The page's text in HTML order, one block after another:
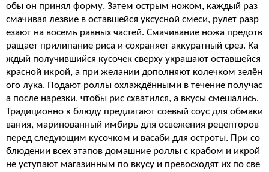
обы он принял форму. Затем острым ножом, каждый раз
смачивая лезвие в оставшейся уксусной смеси, рулет разр
езают на восемь равных частей. Смачивание ножа предотв
ращает прилипание риса и сохраняет аккуратный срез. Ка
ждый получившийся кусочек сверху украшают оставшейся
красной икрой, а при желании дополняют колечком зелён
ого лука. Подают роллы охлаждёнными в течение получас
а после нарезки, чтобы рис схватился, а вкусы смешались.
Традиционно к блюду предлагают соевый соус для обмаки
вания, маринованный имбирь для освежения рецепторов
перед следующим кусочком и васаби для остроты. При со
блюдении всех этапов домашние роллы с крабом и икрой
не уступают магазинным по вкусу и превосходят их по све